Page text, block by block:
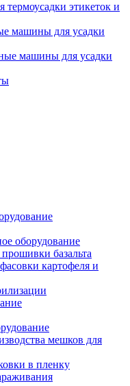
термоусадки этикеток и
машины для усадки
машины для усадки
оборудование
базальта
картофеля и
мешков для
в пленку